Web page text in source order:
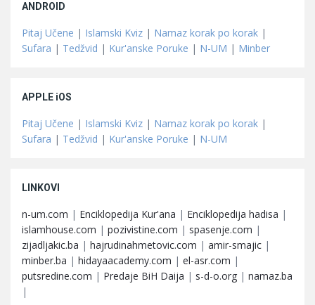
ANDROID
Pitaj Učene | Islamski Kviz | Namaz korak po korak |
Sufara | Tedžvid | Kur'anske Poruke | N-UM | Minber
APPLE iOS
Pitaj Učene | Islamski Kviz | Namaz korak po korak |
Sufara | Tedžvid | Kur'anske Poruke | N-UM
LINKOVI
n-um.com | Enciklopedija Kur'ana | Enciklopedija hadisa |
islamhouse.com | pozivistine.com | spasenje.com |
zijadljakic.ba | hajrudinahmetovic.com | amir-smajic |
minber.ba | hidayaacademy.com | el-asr.com |
putsredine.com | Predaje BiH Daija | s-d-o.org | namaz.ba
|